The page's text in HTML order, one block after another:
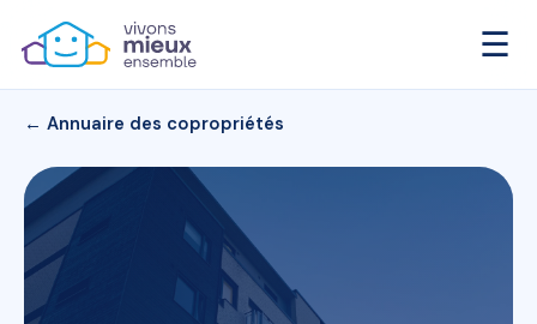
☰
← Annuaire des copropriétés